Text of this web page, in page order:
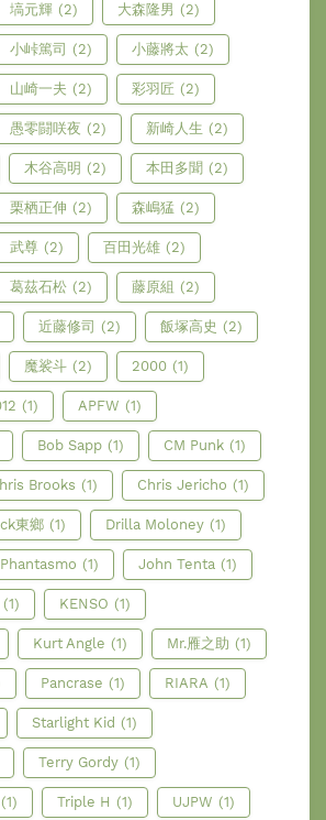
塙元輝 (2) 大森隆男 (2)
小峠篤司 (2) 小藤將太 (2)
山崎一夫 (2) 彩羽匠 (2)
愚零闘咲夜 (2) 新崎人生 (2)
木谷高明 (2) 本田多聞 (2)
栗栖正伸 (2) 森嶋猛 (2)
武尊 (2) 百田光雄 (2)
葛茲石松 (2) 藤原組 (2)
近藤修司 (2) 飯塚高史 (2)
魔裟斗 (2) 2000 (1)
(1) APFW (1)
Bob Sapp (1) CM Punk (1)
Brooks (1) Chris Jericho (1)
東鄉 (1) Drilla Moloney (1)
(1) John Tenta (1)
(1) KENSO (1)
Kurt Angle (1) Mr.雁之助 (1)
Pancrase (1) RIARA (1)
Starlight Kid (1)
Terry Gordy (1)
(1) Triple H (1) UJPW (1)